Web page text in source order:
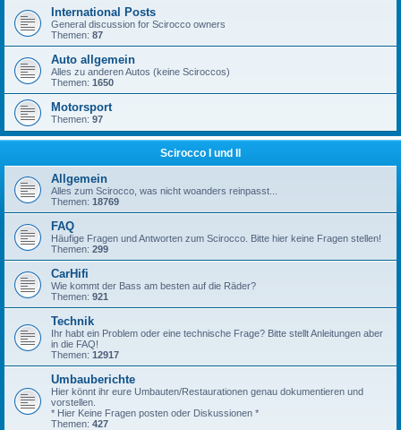
International Posts
General discussion for Scirocco owners
Themen: 87
Auto allgemein
Alles zu anderen Autos (keine Sciroccos)
Themen: 1650
Motorsport
Themen: 97
Scirocco I und II
Allgemein
Alles zum Scirocco, was nicht woanders reinpasst...
Themen: 18769
FAQ
Häufige Fragen und Antworten zum Scirocco. Bitte hier keine Fragen stellen!
Themen: 299
CarHifi
Wie kommt der Bass am besten auf die Räder?
Themen: 921
Technik
Ihr habt ein Problem oder eine technische Frage? Bitte stellt Anleitungen aber
in die FAQ!
Themen: 12917
Umbauberichte
Hier könnt ihr eure Umbauten/Restaurationen genau dokumentieren und
vorstellen.
* Hier Keine Fragen posten oder Diskussionen *
Themen: 427